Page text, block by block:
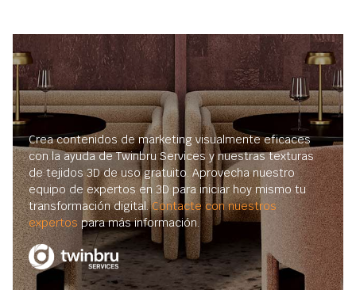
Crea contenidos de marketing visualmente eficaces
con la ayuda de Twinbru Services y nuestras texturas
de tejidos 3D de uso gratuito. Aprovecha nuestro
equipo de expertos en 3D para iniciar hoy mismo tu
transformación digital.Contacte con nuestros
expertos para más información.